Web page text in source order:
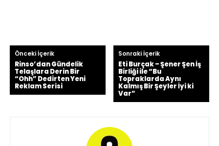
Önceki İçerik
Rinso’dan Gündelik
Telaşlara Derin Bir
“Ohh” Dedirten Yeni
Reklam Serisi
Sonraki İçerik
Eti Burçak – Şener Şen İş
Birliği ile “Bu
Topraklarda Aynı
Kalmış Bir Şeyler İyi ki
Var”